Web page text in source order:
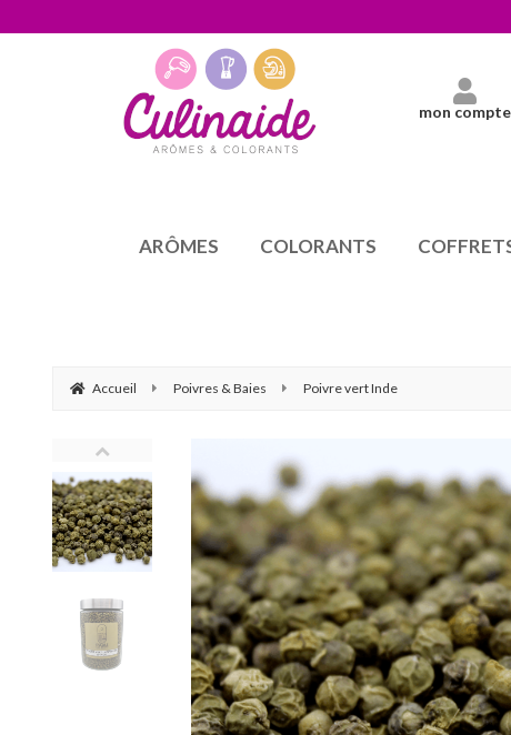
mon compte
ARÔMES COLORANTS
Accueil Poivres & Baies Poivre vert Inde